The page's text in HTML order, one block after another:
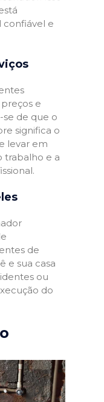
confiável e
e
se de que o
significa o
levar em
trabalho e a
de
e sua casa
ou
do